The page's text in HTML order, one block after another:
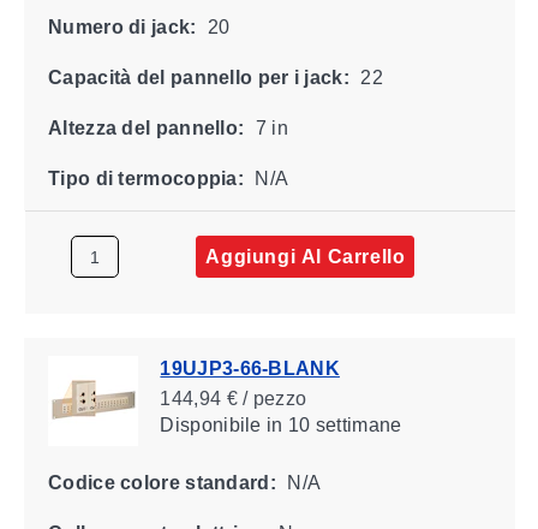
Numero di jack: 20
Capacità del pannello per i jack: 22
Altezza del pannello: 7 in
Tipo di termocoppia: N/A
Aggiungi Al Carrello
19UJP3-66-BLANK
144,94 € / pezzo
Disponibile in 10 settimane
Codice colore standard: N/A